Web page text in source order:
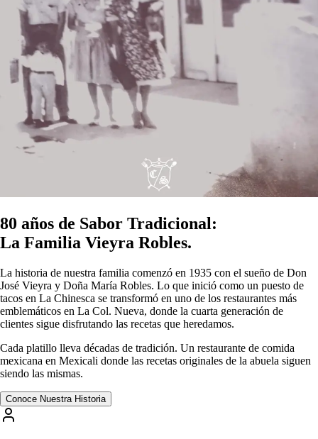
80 años de Sabor Tradicional:
La Familia Vieyra Robles.
La historia de nuestra familia comenzó en 1935 con el sueño de Don
José Vieyra y Doña María Robles. Lo que inició como un puesto de
tacos en La Chinesca se transformó en uno de los restaurantes más
emblemáticos en La Col. Nueva, donde la cuarta generación de
clientes sigue disfrutando las recetas que heredamos.
Cada platillo lleva décadas de tradición. Un restaurante de comida
mexicana en Mexicali donde las recetas originales de la abuela siguen
siendo las mismas.
Conoce Nuestra Historia